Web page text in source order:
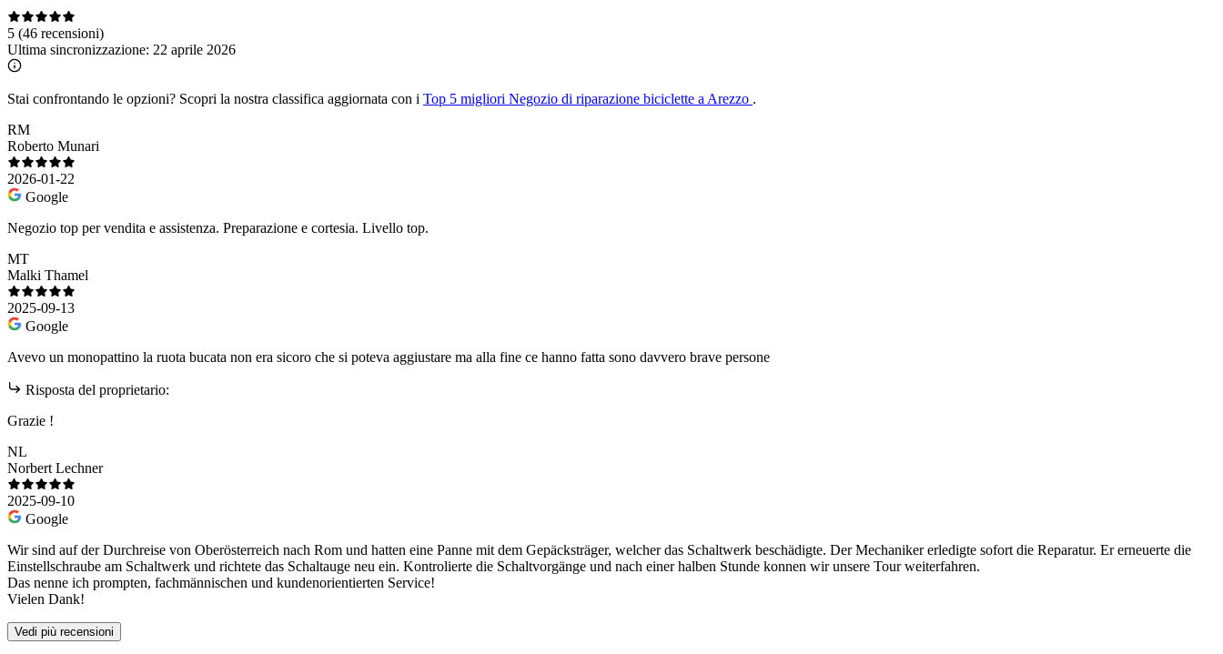
5 (46 recensioni)
Ultima sincronizzazione: 22 aprile 2026
Stai confrontando le opzioni? Scopri la nostra classifica aggiornata con i Top 5 migliori Negozio di riparazione biciclette a Arezzo .
RM
Roberto Munari
2026-01-22
Google
Negozio top per vendita e assistenza. Preparazione e cortesia. Livello top.
MT
Malki Thamel
2025-09-13
Google
Avevo un monopattino la ruota bucata non era sicoro che si poteva aggiustare ma alla fine ce hanno fatta sono davvero brave persone
Risposta del proprietario:
Grazie !
NL
Norbert Lechner
2025-09-10
Google
Wir sind auf der Durchreise von Oberösterreich nach Rom und hatten eine Panne mit dem Gepäcksträger, welcher das Schaltwerk beschädigte. Der Mechaniker erledigte sofort die Reparatur. Er erneuerte die
Einstellschraube am Schaltwerk und richtete das Schaltauge neu ein. Kontrolierte die Schaltvorgänge und nach einer halben Stunde konnen wir unsere Tour weiterfahren.
Das nenne ich prompten, fachmännischen und kundenorientierten Service!
Vielen Dank!
Vedi più recensioni